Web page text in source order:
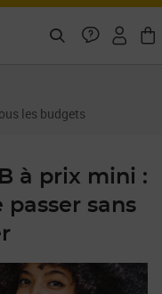
les budgets
à prix mini :
passer sans